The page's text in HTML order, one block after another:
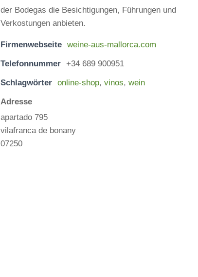
der Bodegas die Besichtigungen, Führungen und
Verkostungen anbieten.
Firmenwebseite weine-aus-mallorca.com
Telefonnummer +34 689 900951
Schlagwörter online-shop, vinos, wein
Adresse
apartado 795
vilafranca de bonany
07250